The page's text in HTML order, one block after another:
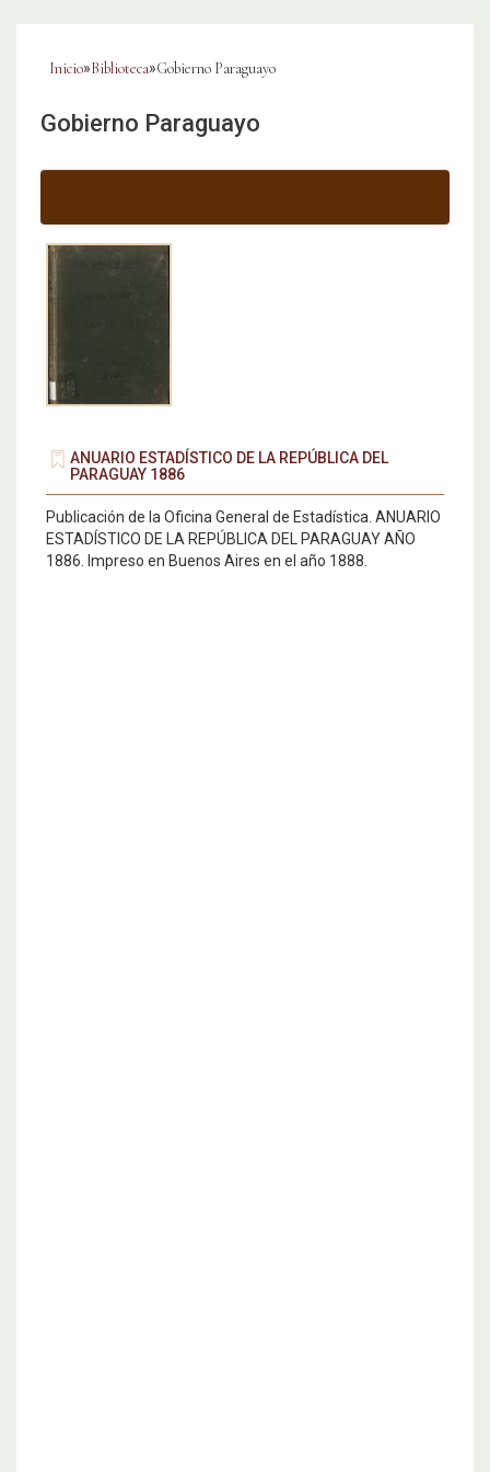
Inicio»Biblioteca»Gobierno Paraguayo
Gobierno Paraguayo
ANUARIO ESTADÍSTICO DE LA REPÚBLICA DEL
PARAGUAY 1886
Publicación de la Oficina General de Estadística. ANUARIO
ESTADÍSTICO DE LA REPÚBLICA DEL PARAGUAY AÑO
1886. Impreso en Buenos Aires en el año 1888.